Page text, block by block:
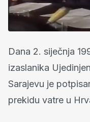
Dana 2. siječnja
izaslanika
Sarajevu je
prekidu vatre u